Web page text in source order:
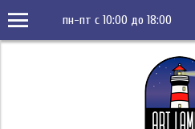
пн-пт с 10:00 до 18:00